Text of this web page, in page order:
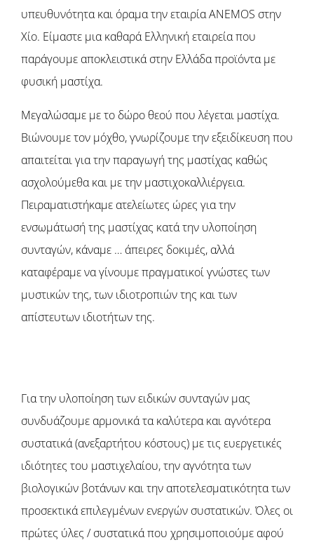
υπευθυνότητα και όραμα την εταιρία ΑΝΕΜΟS στην
Χίο. Είμαστε μια καθαρά Ελληνική εταιρεία που
παράγουμε αποκλειστικά στην Ελλάδα προϊόντα με
φυσική μαστίχα.
Μεγαλώσαμε με το δώρο θεού που λέγεται μαστίχα.
Βιώνουμε τον μόχθο, γνωρίζουμε την εξειδίκευση που
απαιτείται για την παραγωγή της μαστίχας καθώς
ασχολούμεθα και με την μαστιχοκαλλιέργεια.
Πειραματιστήκαμε ατελείωτες ώρες για την
ενσωμάτωσή της μαστίχας κατά την υλοποίηση
συνταγών, κάναμε … άπειρες δοκιμές, αλλά
καταφέραμε να γίνουμε πραγματικοί γνώστες των
μυστικών της, των ιδιοτροπιών της και των
απίστευτων ιδιοτήτων της.
Για την υλοποίηση των ειδικών συνταγών μας
συνδυάζουμε αρμονικά τα καλύτερα και αγνότερα
συστατικά (ανεξαρτήτου κόστους) με τις ευεργετικές
ιδιότητες του μαστιχελαίου, την αγνότητα των
βιολογικών βοτάνων και την αποτελεσματικότητα των
προσεκτικά επιλεγμένων ενεργών συστατικών. Όλες οι
πρώτες ύλες / συστατικά που χρησιμοποιούμε αφού